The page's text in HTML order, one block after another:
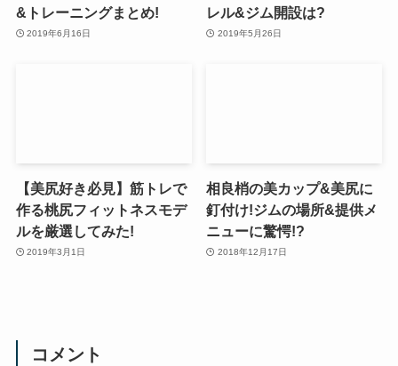
&トレーニングまとめ!
2019年6月16日
レル&ジム開設は?
2019年5月26日
【美尻好き必見】筋トレで
作る桃尻フィットネスモデ
ルを厳選してみた!
2019年3月1日
相良梢の美カップ&美尻に
釘付け!ジムの場所&提供メ
ニューに驚愕!?
2018年12月17日
コメント